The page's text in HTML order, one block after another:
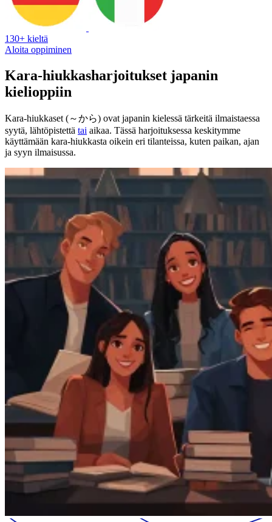
130+ kieltä
Aloita oppiminen
Kara-hiukkasharjoitukset japanin
kielioppiin
Kara-hiukkaset (～から) ovat japanin kielessä tärkeitä ilmaistaessa
syytä, lähtöpistettä tai aikaa. Tässä harjoituksessa keskitymme
käyttämään kara-hiukkasta oikein eri tilanteissa, kuten paikan, ajan
ja syyn ilmaisussa.